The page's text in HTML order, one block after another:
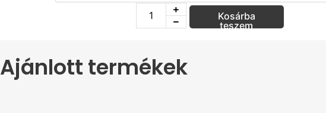
Kosárba
teszem
Ajánlott termékek